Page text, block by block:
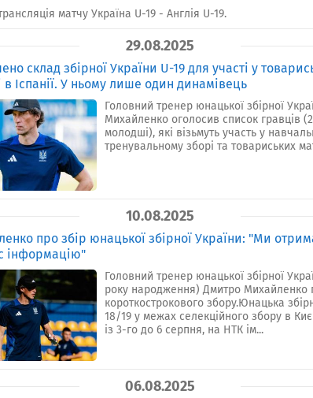
матчу Україна U-19 - Англія U-19.
29.08.2025
склад збірної України U-19 для участі у
в Іспанії. У ньому лише один динамівець
Головний тренер юнацької збірної
Михайленко оголосив список гравців
молодші), які візьмуть участь у
тренувальному зборі та товариських
10.08.2025
про збір юнацької збірної України: "Ми
інформацію"
Головний тренер юнацької збірної
року народження) Дмитро Михайленко
короткострокового збору.Юнацька
18/19 у межах селекційного збору в
із 3-го до 6 серпня, на НТК ім...
06.08.2025